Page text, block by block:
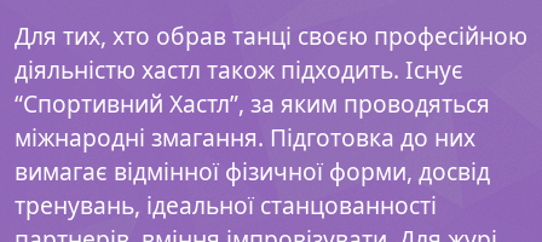
Для тих, хто обрав танці своєю професійною
діяльністю хастл також підходить. Існує
“Спортивний Хастл”, за яким проводяться
міжнародні змагання. Підготовка до них
вимагає відмінної фізичної форми, досвід
тренувань, ідеальної станцованності